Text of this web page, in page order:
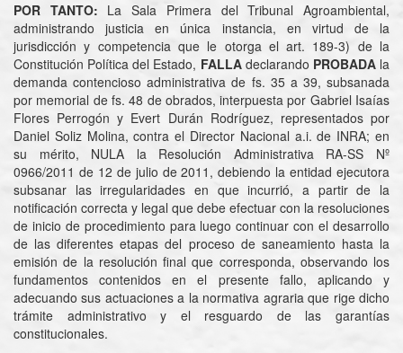
POR TANTO: La Sala Primera del Tribunal Agroambiental,
administrando justicia en única instancia, en virtud de la
jurisdicción y competencia que le otorga el art. 189-3) de la
Constitución Política del Estado, FALLA declarando PROBADA la
demanda contencioso administrativa de fs. 35 a 39, subsanada
por memorial de fs. 48 de obrados, interpuesta por Gabriel Isaías
Flores Perrogón y Evert Durán Rodríguez, representados por
Daniel Soliz Molina, contra el Director Nacional a.i. de INRA; en
su mérito, NULA la Resolución Administrativa RA-SS Nº
0966/2011 de 12 de julio de 2011, debiendo la entidad ejecutora
subsanar las irregularidades en que incurrió, a partir de la
notificación correcta y legal que debe efectuar con la resoluciones
de inicio de procedimiento para luego continuar con el desarrollo
de las diferentes etapas del proceso de saneamiento hasta la
emisión de la resolución final que corresponda, observando los
fundamentos contenidos en el presente fallo, aplicando y
adecuando sus actuaciones a la normativa agraria que rige dicho
trámite administrativo y el resguardo de las garantías
constitucionales.